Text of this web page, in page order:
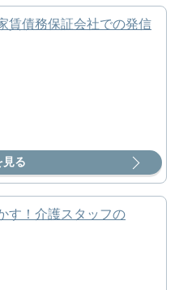
賃債務保証会社での発信
見る
す！介護スタッフの